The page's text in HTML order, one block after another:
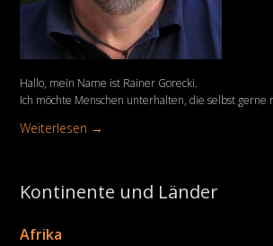
Hallo, mein Name ist Rainer Gorecki.
Ich möchte Menschen unterhalten, die selbst gerne
Weiterlesen →
Kontinente und Länder
Afrika